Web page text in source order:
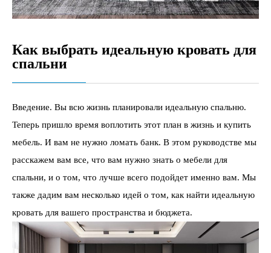
Как выбрать идеальную кровать для
спальни
Введение. Вы всю жизнь планировали идеальную спальню.
Теперь пришло время воплотить этот план в жизнь и купить
мебель. И вам не нужно ломать банк. В этом руководстве мы
расскажем вам все, что вам нужно знать о мебели для
спальни, и о том, что лучше всего подойдет именно вам. Мы
также дадим вам несколько идей о том, как найти идеальную
кровать для вашего пространства и бюджета.